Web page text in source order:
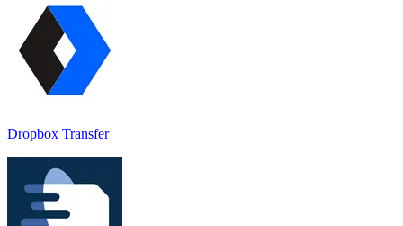
Dropbox Transfer